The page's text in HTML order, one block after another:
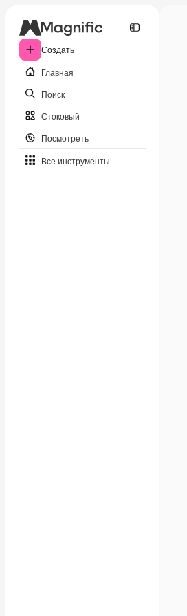
Создать
Главная
Поиск
Стоковый
Посмотреть
Все инструменты